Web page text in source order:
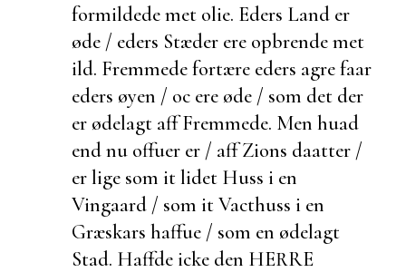
formildede met olie. Eders Land er
øde / eders Stæder ere opbrende met
ild. Fremmede fortære eders agre faar
eders øyen / oc ere øde / som det der
er ødelagt aff Fremmede. Men huad
end nu offuer er / aff Zions daatter /
er lige som it lidet Huss i en
Vingaard / som it Vacthuss i en
Græskars haffue / som en ødelagt
Stad. Haffde icke den HERRE